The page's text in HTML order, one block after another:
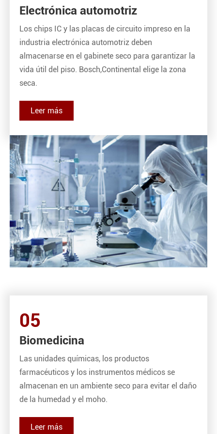
Electrónica automotriz
Los chips IC y las placas de circuito impreso en la
industria electrónica automotriz deben
almacenarse en el gabinete seco para garantizar la
vida útil del piso. Bosch,Continental elige la zona
seca.
Leer más
05
Biomedicina
Las unidades químicas, los productos
farmacéuticos y los instrumentos médicos se
almacenan en un ambiente seco para evitar el daño
de la humedad y el moho.
Leer más